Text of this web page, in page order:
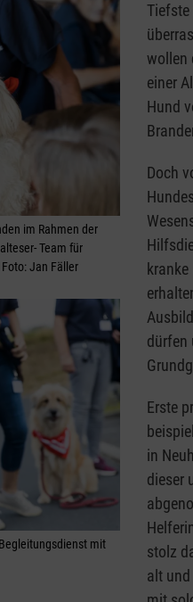
im Rahmen der
Team für
Jan Fäller
mit
Tiefste
wollen
einer
Hund
Doch
dürfen
Erste
in
dieser
stolz
alt